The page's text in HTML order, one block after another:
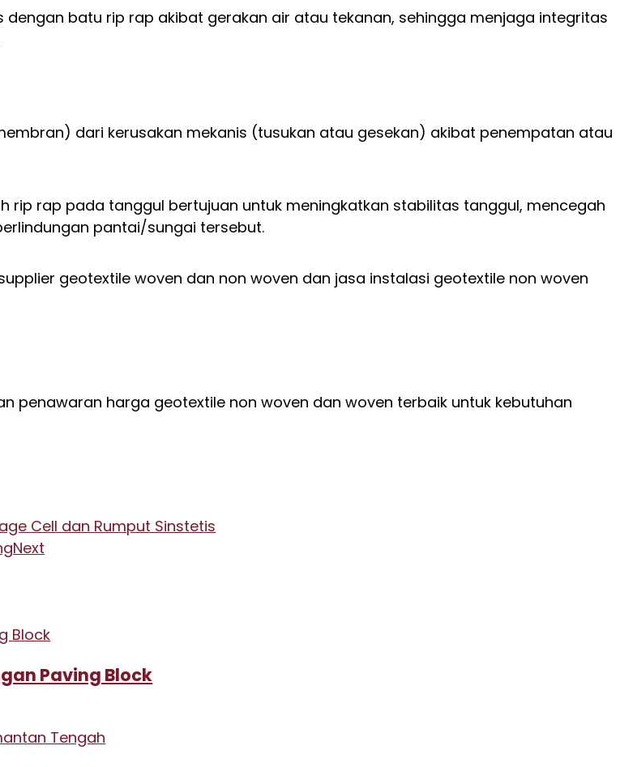
batu rip rap akibat gerakan air atau tekanan, sehingga menjaga integritas
dari kerusakan mekanis (tusukan atau gesekan) akibat penempatan atau
rip rap pada tanggul bertujuan untuk meningkatkan stabilitas tanggul, mencegah
pantai/sungai tersebut.
geotextile woven dan non woven dan jasa instalasi geotextile non woven
penawaran harga geotextile non woven dan woven terbaik untuk kebutuhan
Cell dan Rumput Sinstetis
Next
Paving Block